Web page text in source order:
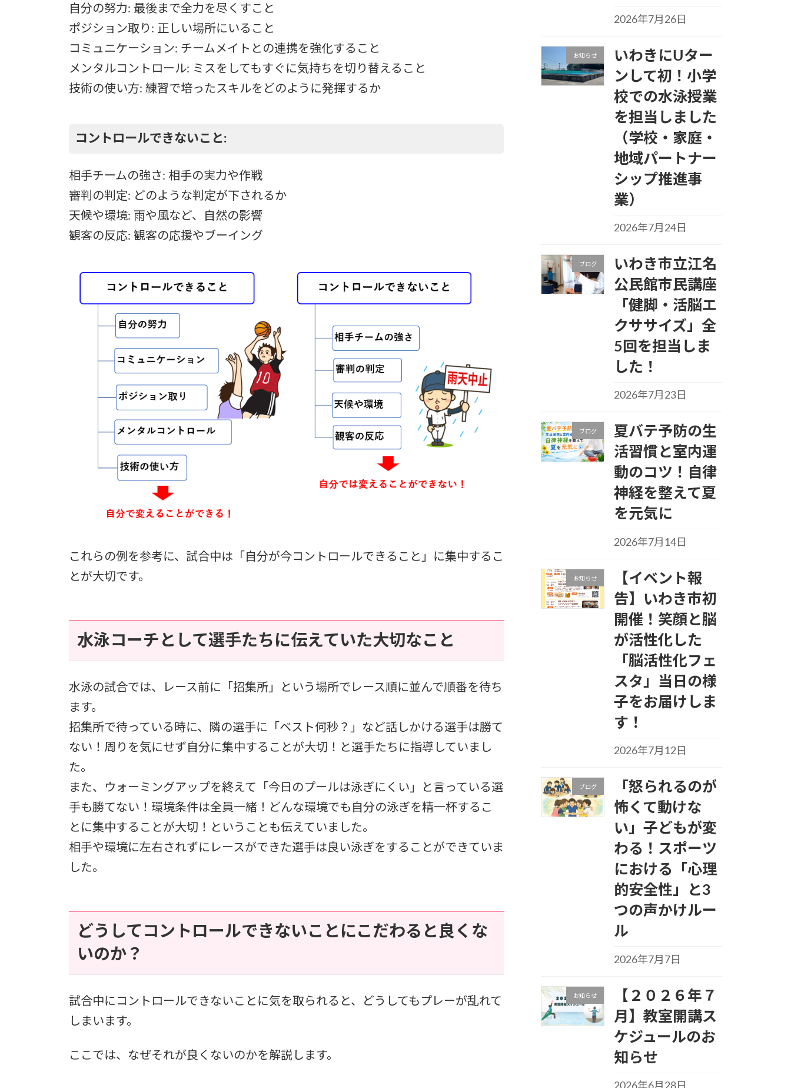
自分の努力: 最後まで全力を尽くすこと
ポジション取り: 正しい場所にいること
コミュニケーション: チームメイトとの連携を強化すること
メンタルコントロール: ミスをしてもすぐに気持ちを切り替えること
技術の使い方: 練習で培ったスキルをどのように発揮するか
コントロールできないこと:
相手チームの強さ: 相手の実力や作戦
審判の判定: どのような判定が下されるか
天候や環境: 雨や風など、自然の影響
観客の反応: 観客の応援やブーイング
これらの例を参考に、試合中は「自分が今コントロールできること」に集中するこ
とが大切です。
水泳コーチとして選手たちに伝えていた大切なこと
水泳の試合では、レース前に「招集所」という場所でレース順に並んで順番を待ち
ます。
招集所で待っている時に、隣の選手に「ベスト何秒？」など話しかける選手は勝て
ない！周りを気にせず自分に集中することが大切！と選手たちに指導していまし
た。
また、ウォーミングアップを終えて「今日のプールは泳ぎにくい」と言っている選
手も勝てない！環境条件は全員一緒！どんな環境でも自分の泳ぎを精一杯するこ
とに集中することが大切！ということも伝えていました。
相手や環境に左右されずにレースができた選手は良い泳ぎをすることができていま
した。
どうしてコントロールできないことにこだわると良くな
いのか？
試合中にコントロールできないことに気を取られると、どうしてもプレーが乱れて
しまいます。
ここでは、なぜそれが良くないのかを解説します。
2026年7月26日
お知らせ
いわきにUター
ンして初！小学
校での水泳授業
を担当しました
（学校・家庭・
地域パートナー
シップ推進事
業）
2026年7月24日
ブログ
いわき市立江名
公民館市民講座
「健脚・活脳エ
クササイズ」全
5回を担当しま
した！
2026年7月23日
ブログ
夏バテ予防の生
活習慣と室内運
動のコツ！自律
神経を整えて夏
を元気に
2026年7月14日
お知らせ
【イベント報
告】いわき市初
開催！笑顔と脳
が活性化した
「脳活性化フェ
スタ」当日の様
子をお届けしま
す！
2026年7月12日
ブログ
「怒られるのが
怖くて動けな
い」子どもが変
わる！スポーツ
における「心理
的安全性」と3
つの声かけルー
ル
2026年7月7日
お知らせ
【２０２６年７
月】教室開講ス
ケジュールのお
知らせ